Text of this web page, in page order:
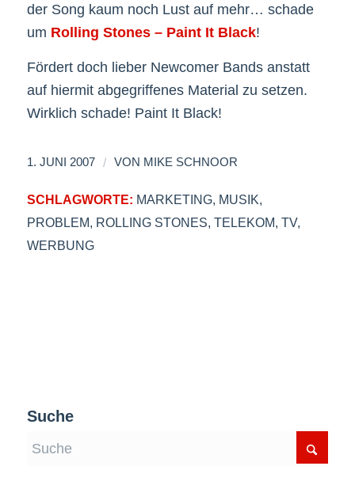
der Song kaum noch Lust auf mehr… schade
um Rolling Stones – Paint It Black!
Fördert doch lieber Newcomer Bands anstatt
auf hiermit abgegriffenes Material zu setzen.
Wirklich schade! Paint It Black!
1. JUNI 2007 / VON MIKE SCHNOOR
SCHLAGWORTE: MARKETING, MUSIK,
PROBLEM, ROLLING STONES, TELEKOM, TV,
WERBUNG
Suche